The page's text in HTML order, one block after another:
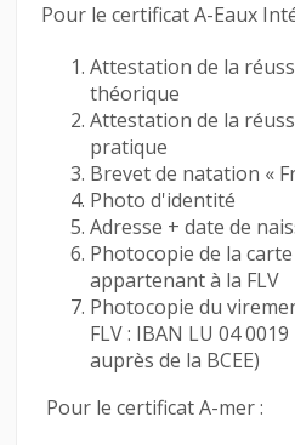
Pour le certificat A-Eaux
Attestation de la
théorique
Attestation de la
pratique
Brevet de natation «
Photo d'identité
Adresse + date de
Photocopie de la
appartenant à la FLV
Photocopie du
FLV : IBAN LU 04
auprès de la BCEE)
Pour le certificat A-mer :